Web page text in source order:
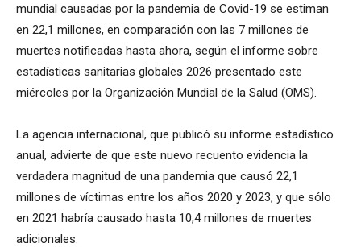
mundial causadas por la pandemia de Covid-19 se estiman
en 22,1 millones, en comparación con las 7 millones de
muertes notificadas hasta ahora, según el informe sobre
estadísticas sanitarias globales 2026 presentado este
miércoles por la Organización Mundial de la Salud (OMS).
La agencia internacional, que publicó su informe estadístico
anual, advierte de que este nuevo recuento evidencia la
verdadera magnitud de una pandemia que causó 22,1
millones de víctimas entre los años 2020 y 2023, y que sólo
en 2021 habría causado hasta 10,4 millones de muertes
adicionales.